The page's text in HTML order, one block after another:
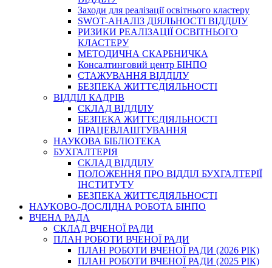
Заходи для реалізації освітнього кластеру
SWOT-АНАЛІЗ ДІЯЛЬНОСТІ ВІДДІЛУ
РИЗИКИ РЕАЛІЗАЦІЇ ОСВІТНЬОГО
КЛАСТЕРУ
МЕТОДИЧНА СКАРБНИЧКА
Консалтинговий центр БІНПО
СТАЖУВАННЯ ВІДДІЛУ
БЕЗПЕКА ЖИТТЄДІЯЛЬНОСТІ
ВІДДІЛ КАДРІВ
СКЛАД ВІДДІЛУ
БЕЗПЕКА ЖИТТЄДІЯЛЬНОСТІ
ПРАЦЕВЛАШТУВАННЯ
НАУКОВА БІБЛІОТЕКА
БУХГАЛТЕРІЯ
СКЛАД ВІДДІЛУ
ПОЛОЖЕННЯ ПРО ВІДДІЛ БУХГАЛТЕРІЇ
ІНСТИТУТУ
БЕЗПЕКА ЖИТТЄДІЯЛЬНОСТІ
НАУКОВО-ДОСЛІДНА РОБОТА БІНПО
ВЧЕНА РАДА
СКЛАД ВЧЕНОЇ РАДИ
ПЛАН РОБОТИ ВЧЕНОЇ РАДИ
ПЛАН РОБОТИ ВЧЕНОЇ РАДИ (2026 РІК)
ПЛАН РОБОТИ ВЧЕНОЇ РАДИ (2025 РІК)